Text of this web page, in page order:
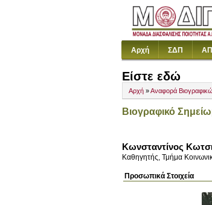
Αρχή ΣΔΠ
Είστε εδώ
Αρχή »Αναφορά
Βιογραφικό
Κωνσταντίνος
Καθηγητής, Τμήμα
Προσωπικά Στοιχεία